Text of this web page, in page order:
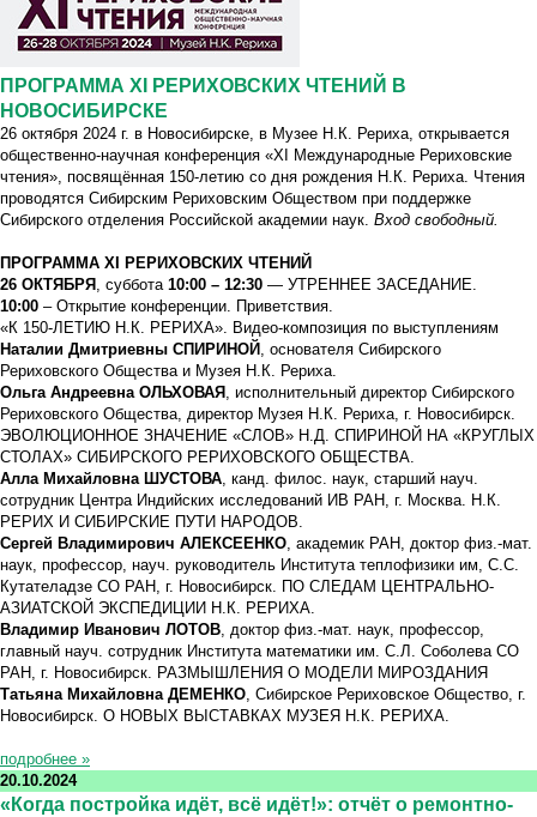
ПРОГРАММА XI РЕРИХОВСКИХ ЧТЕНИЙ В
НОВОСИБИРСКЕ
26 октября 2024 г. в Новосибирске, в Музее Н.К. Рериха, открывается
общественно-научная конференция «XI Международные Рериховские
чтения», посвящённая 150-летию со дня рождения Н.К. Рериха. Чтения
проводятся Сибирским Рериховским Обществом при поддержке
Сибирского отделения Российской академии наук. Вход свободный.
ПРОГРАММА XI РЕРИХОВСКИХ ЧТЕНИЙ
26 ОКТЯБРЯ
, суббота 10:00 – 12:30 — УТРЕННЕЕ ЗАСЕДАНИЕ.
10:00 – Открытие конференции. Приветствия.
«К 150-ЛЕТИЮ Н.К. РЕРИХА». Видео-композиция по выступлениям
Наталии Дмитриевны СПИРИНОЙ
, основателя Сибирского
Рериховского Общества и Музея Н.К. Рериха.
Ольга Андреевна ОЛЬХОВАЯ
, исполнительный директор Сибирского
Рериховского Общества, директор Музея Н.К. Рериха, г. Новосибирск.
ЭВОЛЮЦИОННОЕ ЗНАЧЕНИЕ «СЛОВ» Н.Д. СПИРИНОЙ НА «КРУГЛЫХ
СТОЛАХ» СИБИРСКОГО РЕРИХОВСКОГО ОБЩЕСТВА.
Алла Михайловна ШУСТОВА , канд. филос. наук, старший науч.
сотрудник Центра Индийских исследований ИВ РАН, г. Москва. Н.К.
РЕРИХ И СИБИРСКИЕ ПУТИ НАРОДОВ.
Сергей Владимирович АЛЕКСЕЕНКО , академик РАН, доктор физ.-мат.
наук, профессор, науч. руководитель Института теплофизики им, С.С.
Кутателадзе СО РАН, г. Новосибирск. ПО СЛЕДАМ ЦЕНТРАЛЬНО-
АЗИАТСКОЙ ЭКСПЕДИЦИИ Н.К. РЕРИХА.
Владимир Иванович ЛОТОВ , доктор физ.-мат. наук, профессор,
главный науч. сотрудник Института математики им. С.Л. Соболева СО
РАН, г. Новосибирск. РАЗМЫШЛЕНИЯ О МОДЕЛИ МИРОЗДАНИЯ
Татьяна Михайловна ДЕМЕНКО , Сибирское Рериховское Общество, г.
Новосибирск. О НОВЫХ ВЫСТАВКАХ МУЗЕЯ Н.К. РЕРИХА.
подробнее »
20.10.2024
«Когда постройка идёт, всё идёт!»: отчёт о ремонтно-